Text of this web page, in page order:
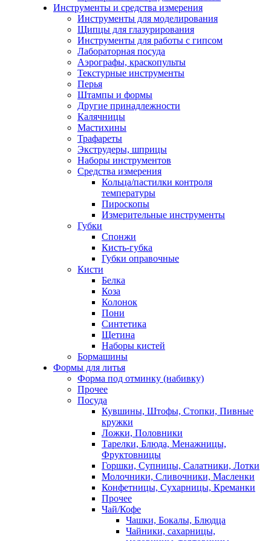
Инструменты и средства измерения
Инструменты для моделирования
Щипцы для глазурирования
Инструменты для работы с гипсом
Лабораторная посуда
Аэрографы, краскопульты
Текстурные инструменты
Перья
Штампы и формы
Другие принадлежности
Калячницы
Мастихины
Трафареты
Экструдеры, шприцы
Наборы инструментов
Средства измерения
Кольца/пастилки контроля
температуры
Пироскопы
Измерительные инструменты
Губки
Спонжи
Кисть-губка
Губки оправочные
Кисти
Белка
Коза
Колонок
Пони
Синтетика
Щетина
Наборы кистей
Бормашины
Формы для литья
Форма под отминку (набивку)
Прочее
Посуда
Кувшины, Штофы, Стопки, Пивные
кружки
Ложки, Половники
Тарелки, Блюда, Менажницы,
Фруктовницы
Горшки, Супницы, Салатники, Лотки
Молочники, Сливочники, Масленки
Конфетницы, Сухарницы, Креманки
Прочее
Чай/Кофе
Чашки, Бокалы, Блюдца
Чайники, сахарницы,